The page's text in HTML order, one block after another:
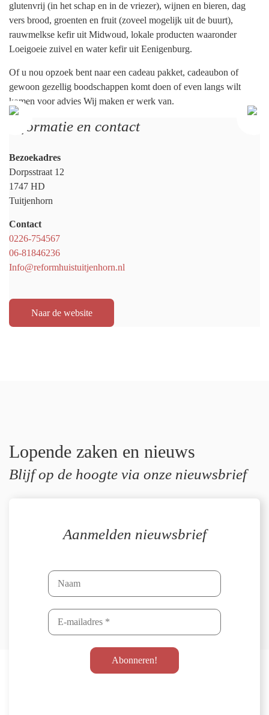
glutenvrij (in het schap en in de vriezer), wijnen en bieren, dag
vers brood, groenten en fruit (zoveel mogelijk uit de buurt),
rauwmelkse kefir uit Midwoud, lokale producten waaronder
Loeigoeie zuivel en water kefir uit Eenigenburg.
Of u nou opzoek bent naar een cadeau pakket, cadeaubon of
gewoon gezellig boodschappen komt doen of even langs wilt
komen voor advies Wij maken er werk van.
Informatie en contact
Bezoekadres
Dorpsstraat 12
1747 HD
Tuitjenhorn
Contact
0226-754567
06-81846236
Info@reformhuistuitjenhorn.nl
Naar de website
Lopende zaken en nieuws
Blijf op de hoogte via onze nieuwsbrief
Aanmelden nieuwsbrief